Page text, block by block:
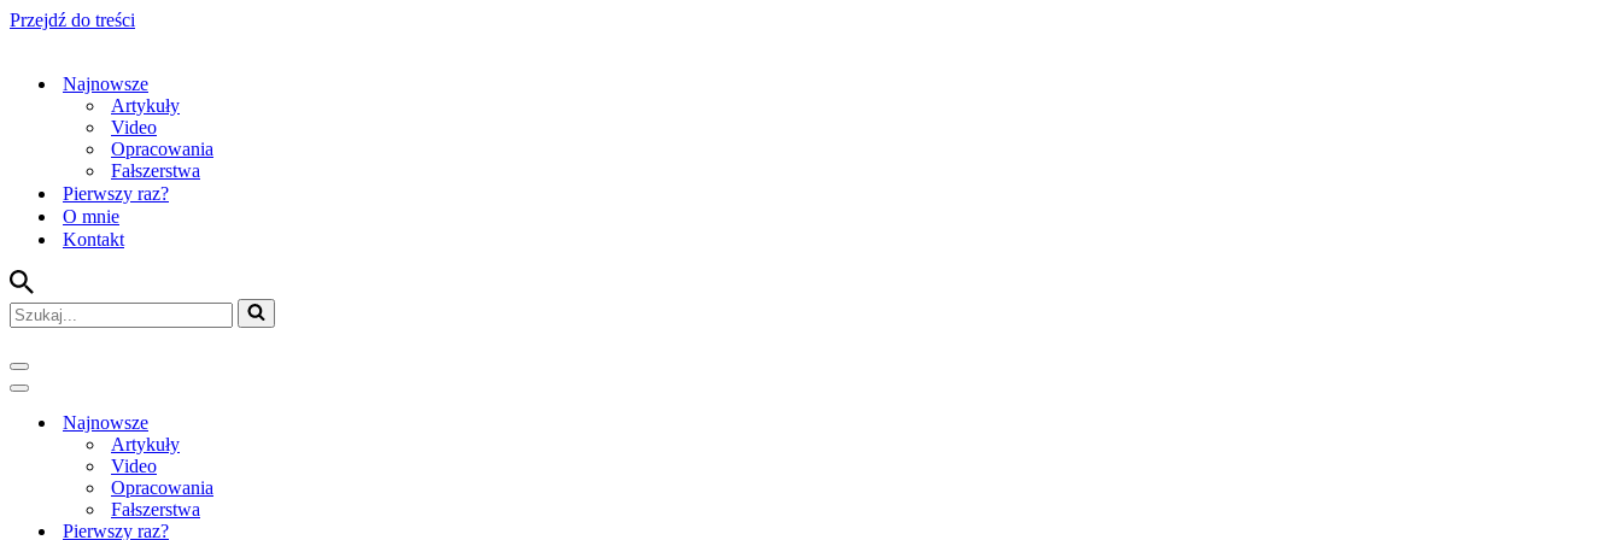
Przejdź do treści
Najnowsze
Artykuły
Video
Opracowania
Fałszerstwa
Pierwszy raz?
O mnie
Kontakt
Szukaj...
Menu
nawigacji
Menu
nawigacjiNajnowsze
Artykuły
Video
Opracowania
Fałszerstwa
Pierwszy raz?